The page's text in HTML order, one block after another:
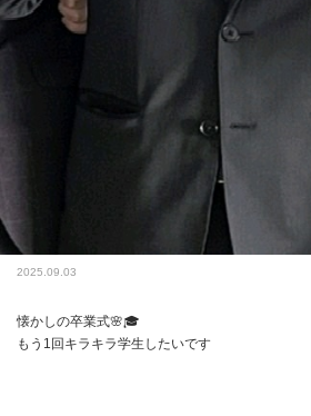
2025.09.03
懐かしの卒業式🌸🎓
もう1回キラキラ学生したいです